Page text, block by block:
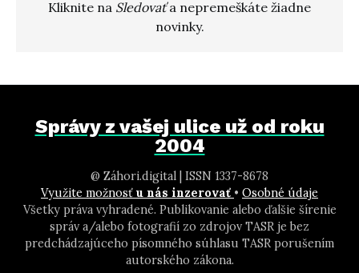
Kliknite na Sledovaťa nepremeškáte žiadne
novinky.
Správy z vašej ulice už od roku
2004
@ Záhori.digital | ISSN 1337-8678
Využite možnosť u nás inzerovať • Osobné údaje
Všetky práva vyhradené. Publikovanie alebo ďalšie šírenie
správ a/alebo fotografií zo zdrojov TASR je bez
predchádzajúceho písomného súhlasu TASR porušením
autorského zákona.